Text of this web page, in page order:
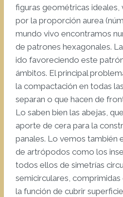
figuras geométricas ideales,
por la proporción aurea
mundo vivo encontramos
de patrones hexagonales.
ido favoreciendo este
ámbitos. El principal
la compactación en todas
separan o que hacen de
Lo saben bien las abejas,
aporte de cera para la
panales. Lo vemos también
de artrópodos como los
todos ellos de simetrías
semicirculares,
la función de cubrir